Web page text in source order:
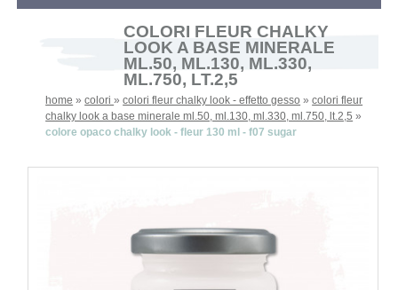
COLORI FLEUR CHALKY
LOOK A BASE MINERALE
ML.50, ML.130, ML.330,
ML.750, LT.2,5
home »colori»colori fleur chalky look - effetto gesso »colori fleur
chalky look a base minerale ml.50, ml.130, ml.330, ml.750, lt.2,5 »
colore opaco chalky look - fleur 130 ml - f07 sugar